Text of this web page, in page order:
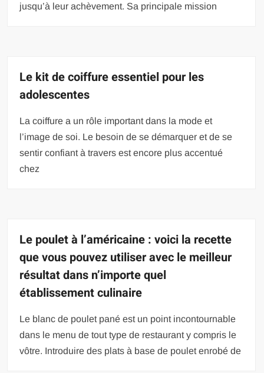
jusqu’à leur achèvement. Sa principale mission
Le kit de coiffure essentiel pour les
adolescentes
La coiffure a un rôle important dans la mode et
l’image de soi. Le besoin de se démarquer et de se
sentir confiant à travers est encore plus accentué
chez
Le poulet à l’américaine : voici la recette
que vous pouvez utiliser avec le meilleur
résultat dans n’importe quel
établissement culinaire
Le blanc de poulet pané est un point incontournable
dans le menu de tout type de restaurant y compris le
vôtre. Introduire des plats à base de poulet enrobé de